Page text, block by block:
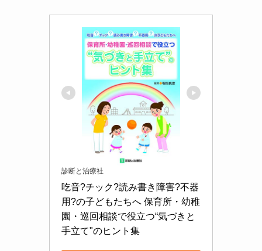
診断と治療社
吃音?チック?読み書き障害?不器
用?の子どもたちへ 保育所・幼稚
園・巡回相談で役立つ“気づきと
手立て"のヒント集